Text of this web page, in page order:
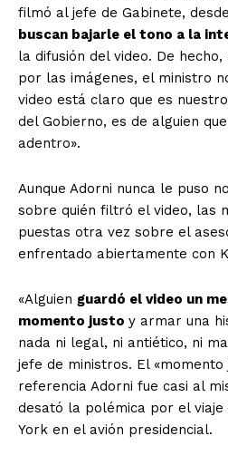
filmó al jefe de Gabinete,
buscan bajarle el tono a la
la difusión del video. De
por las imágenes, el ministro
video está claro que es
del Gobierno, es de alguien
adentro».
Aunque Adorni nunca le puso
sobre quién filtró el video, las
puestas otra vez sobre el
enfrentado abiertamente con
«Alguien guardó el video un
momento justo y armar una
nada ni legal, ni antiético, ni
jefe de ministros. El «momento
referencia Adorni fue casi al
desató la polémica por el viaje
York en el avión presidencial.